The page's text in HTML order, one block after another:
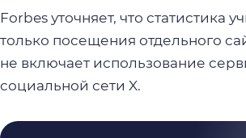
Forbes уточняет, что статистика
только посещения отдельного
не включает использование
социальной сети X.